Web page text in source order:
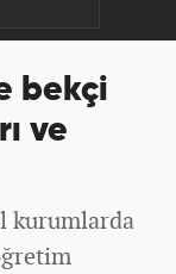
bekçi
ve
kurumlarda